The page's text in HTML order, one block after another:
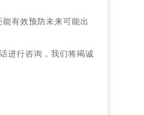
有效预防未来可能出
进行咨询，我们将竭诚